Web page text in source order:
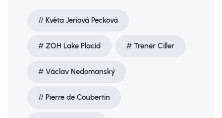
Květa Jeriová Pecková
ZOH Lake Placid Trenér Ciller
Václav Nedomanský
Pierre de Coubertin